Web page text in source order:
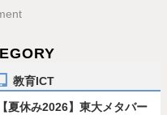
教育ICT
【夏休み2026】東大メタバー